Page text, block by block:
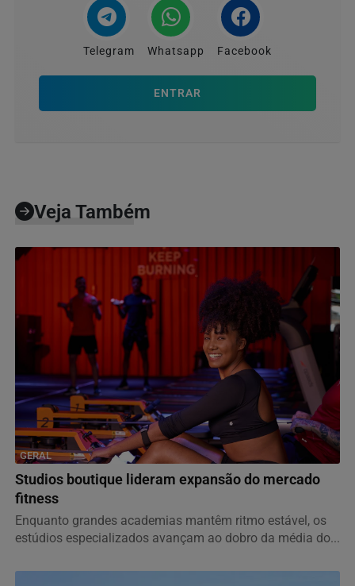
Telegram Whatsapp Facebook
ENTRAR
Veja Também
GERAL
Studios boutique lideram expansão do mercado
fitness
Enquanto grandes academias mantêm ritmo estável, os
estúdios especializados avançam ao dobro da média do...